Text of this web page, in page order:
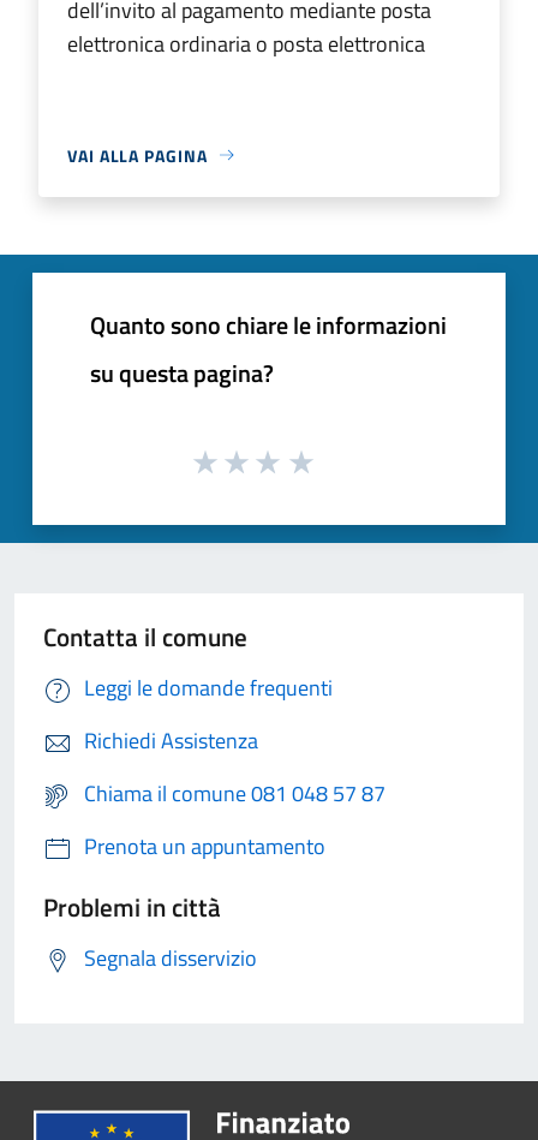
dell’invito al pagamento mediante posta
elettronica ordinaria o posta elettronica
VAI ALLA PAGINA
Quanto sono chiare le informazioni
su questa pagina?
Contatta il comune
Leggi le domande frequenti
Richiedi Assistenza
Chiama il comune 081 048 57 87
Prenota un appuntamento
Problemi in città
Segnala disservizio